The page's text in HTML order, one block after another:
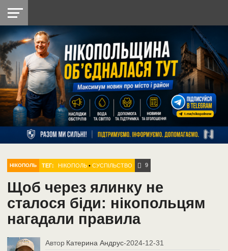
НІКОПОЛЬ
РАЙОН
СІЧЕСЛАВСЬКА
УКРАЇНА
РЕТРО
НІКОПОЛЬ
ЛАЙТ
УКРАЇНА
ДОПОМОГА
РАДІО
НІКОПОЛЬ ТЕГ: НІКОПОЛЬ •СУСПІЛЬСТВО 9
Щоб через ялинку не
сталося біди: нікопольцям
нагадали правила
Автор Катерина Андрус-2024-12-31